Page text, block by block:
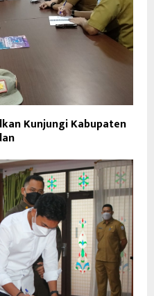
Kunjungi Kabupaten